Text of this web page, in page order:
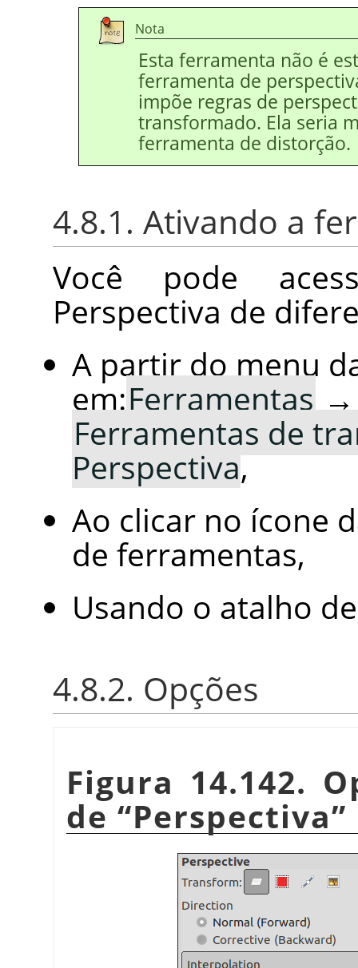
Nota
Esta ferramenta não é
ferramenta de
impõe regras de
transformado. Ela seria
ferramenta de distorção.
4.8.1. Ativando a
Você pode
Perspectiva de
A partir do menu
em:Ferramentas→
Ferramentas de
Perspectiva,
Ao clicar no ícone
de ferramentas,
Usando o atalho
4.8.2. Opções
Figura 14.142.
de “Perspectiva”